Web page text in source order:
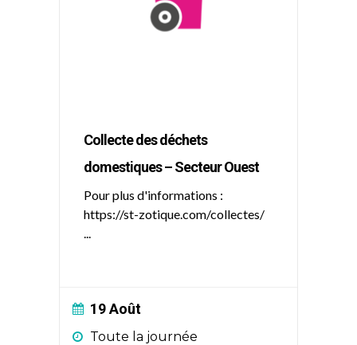
Collecte des déchets
domestiques – Secteur Ouest
Pour plus d'informations :
https://st-zotique.com/collectes/
...
19 Août
Toute la journée